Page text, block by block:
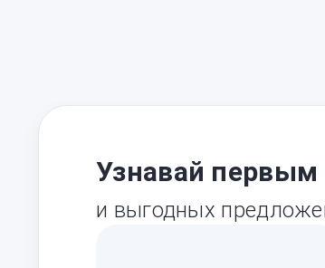
Узнавай первым
и выгодных